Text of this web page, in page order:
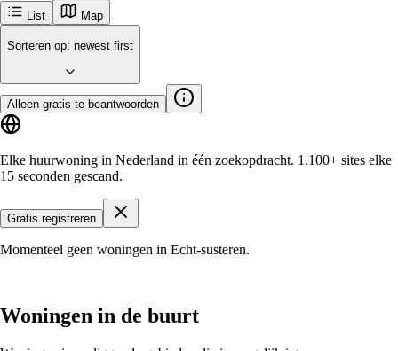
List Map
Ontvang als eerste nieuwe woningen in
Echt-Susteren
Echt-Susteren
Populaire steden
Amsterdam Rotterdam Groningen
Aan de slag